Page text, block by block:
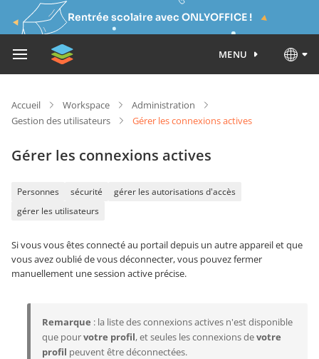
Rentrée scolaire avec ONLYOFFICE !
MENU
Accueil Workspace
Administration
Gestion des utilisateurs
Gérer les connexions actives
Gérer les connexions actives
Personnes sécurité
gérer les autorisations d'accès
gérer les utilisateurs
Si vous vous êtes connecté au portail depuis un autre appareil et que
vous avez oublié de vous déconnecter, vous pouvez fermer
manuellement une session active précise.
Remarque : la liste des connexions actives n'est disponible
que pourvotre profil, et seules les connexions devotre
profil peuvent être déconnectées.